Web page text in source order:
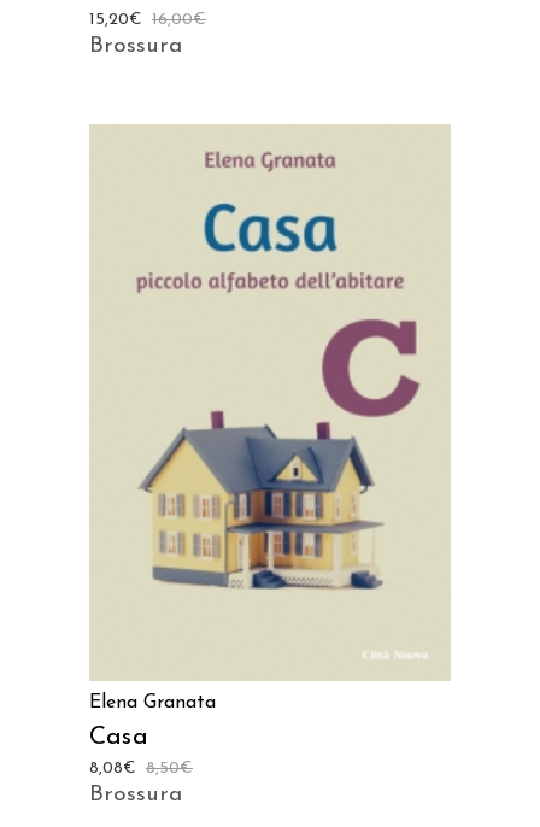
16,00€
15,20€
Brossura
AGGIUNGI AL CARRELLO
Elena Granata
Casa
8,50€
8,08€
Brossura